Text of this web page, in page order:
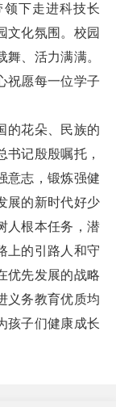
下走进科技长
文化氛围。校园
、活力满满。
祝愿每一位学子
的花朵、民族的
记殷殷嘱托，
意志，锻炼强健
展的新时代好少
人根本任务，潜
上的引路人和守
优先发展的战略
义务教育优质均
孩子们健康成长